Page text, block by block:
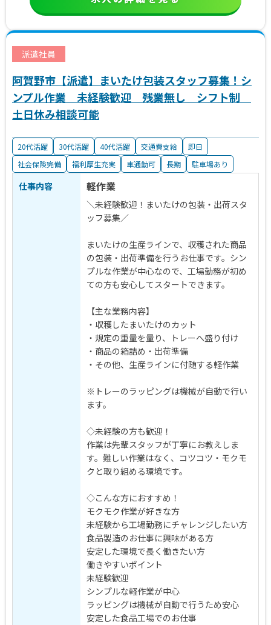
派遣社員
阿賀野市【派遣】まいたけ包装スタッフ募集！シ
ンプル作業 未経験歓迎 残業無し シフト制
土日休み相談可能
20代活躍 30代活躍 40代活躍 交通費支給
即日
社会保険完備
福利厚生充実 車通勤可 長期 駐車場あり
仕事内容 軽作業
＼未経験歓迎！まいたけの包装・出荷スタ
ッフ募集／
まいたけの生産ラインで、収穫された商品
の包装・出荷準備を行うお仕事です。シン
プルな作業が中心なので、工場勤務が初め
ての方も安心してスタートできます。
【主な業務内容】
・収穫したまいたけのカット
・規定の重量を量り、トレーへ盛り付け
・商品の箱詰め・出荷準備
・その他、生産ラインに付随する軽作業
※トレーのラッピングは機械が自動で行い
ます。
◇未経験の方も歓迎！
作業は先輩スタッフが丁寧にお教えしま
す。難しい作業はなく、コツコツ・モクモ
クと取り組める環境です。
◇こんな方におすすめ！
モクモク作業が好きな方
未経験から工場勤務にチャレンジしたい方
食品製造のお仕事に興味がある方
安定した環境で長く働きたい方
働きやすいポイント
未経験歓迎
シンプルな軽作業が中心
ラッピングは機械が自動で行うため安心
安定した食品工場でのお仕事